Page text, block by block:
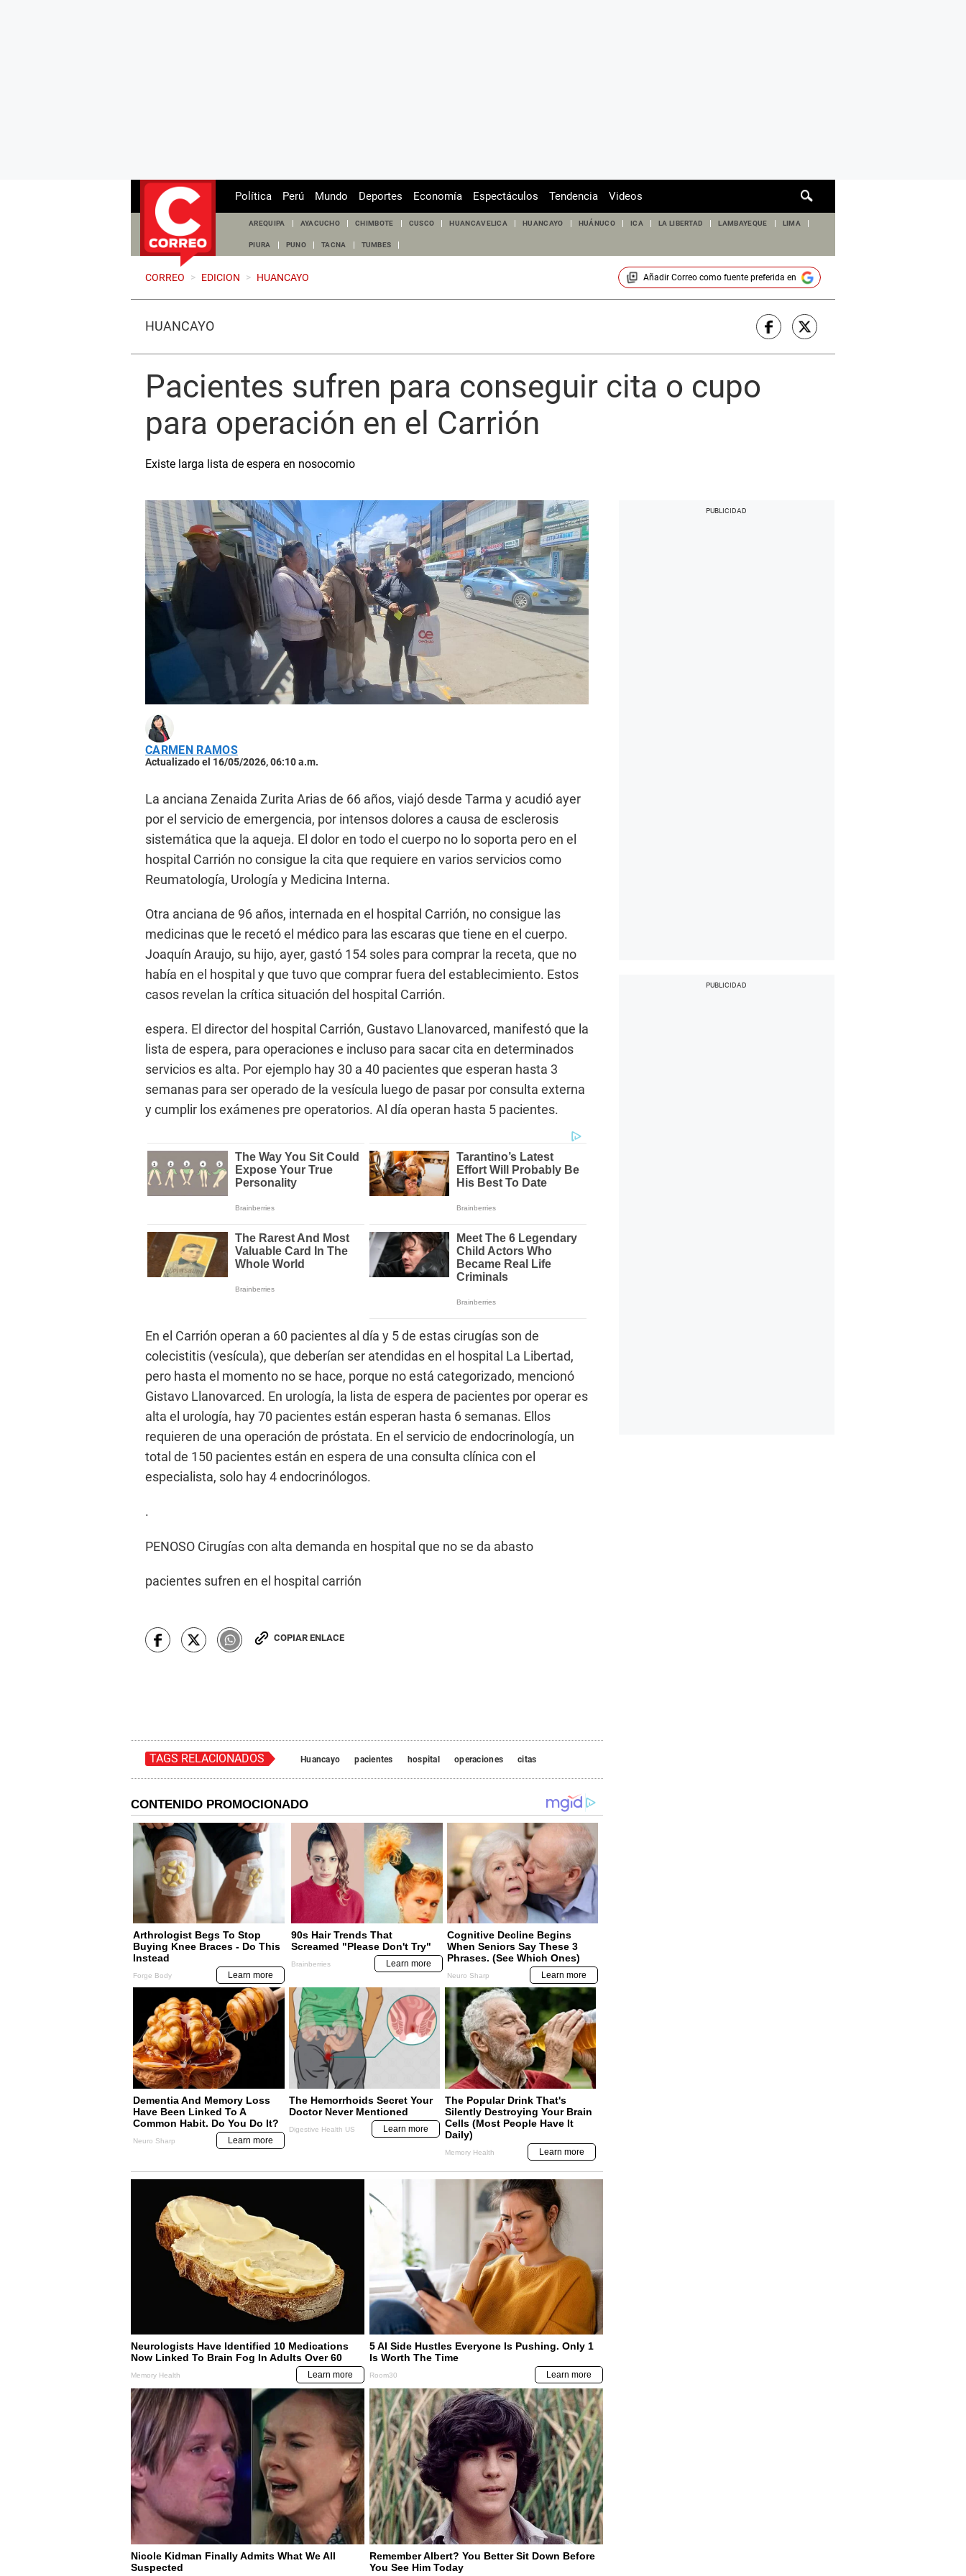
de
Política Perú Mundo Deportes Economía Espectáculos Tendencia Videos
AREQUIPA AYACUCHO CHIMBOTE CUSCO HUANCAVELICA HUANCAYO HUÁNUCO ICA LA LIBERTAD LAMBAYEQUE LIMA
PIURA PUNO TACNA TUMBES
CORREO > EDICION > HUANCAYO Añadir Correocomo fuente preferida en
HUANCAYO
Pacientes sufren para conseguir cita o cupo
para operación en el Carrión
Existe larga lista de espera en nosocomio
CARMEN RAMOS
Actualizado el 16/05/2026, 06:10 a.m.
La anciana Zenaida Zurita Arias de 66 años, viajó desde Tarma y acudió ayer
por el servicio de emergencia, por intensos dolores a causa de esclerosis
sistemática que la aqueja. El dolor en todo el cuerpo no lo soporta pero en el
hospital Carrión no consigue la cita que requiere en varios servicios como
Reumatología, Urología y Medicina Interna.
Otra anciana de 96 años, internada en el hospital Carrión, no consigue las
medicinas que le recetó el médico para las escaras que tiene en el cuerpo.
Joaquín Araujo, su hijo, ayer, gastó 154 soles para comprar la receta, que no
había en el hospital y que tuvo que comprar fuera del establecimiento. Estos
casos revelan la crítica situación del hospital Carrión.
espera. El director del hospital Carrión, Gustavo Llanovarced, manifestó que la
lista de espera, para operaciones e incluso para sacar cita en determinados
servicios es alta. Por ejemplo hay 30 a 40 pacientes que esperan hasta 3
semanas para ser operado de la vesícula luego de pasar por consulta externa
y cumplir los exámenes pre operatorios. Al día operan hasta 5 pacientes.
En el Carrión operan a 60 pacientes al día y 5 de estas cirugías son de
colecistitis (vesícula), que deberían ser atendidas en el hospital La Libertad,
pero hasta el momento no se hace, porque no está categorizado, mencionó
Gistavo Llanovarced. En urología, la lista de espera de pacientes por operar es
alta el urología, hay 70 pacientes están esperan hasta 6 semanas. Ellos
requieren de una operación de próstata. En el servicio de endocrinología, un
total de 150 pacientes están en espera de una consulta clínica con el
especialista, solo hay 4 endocrinólogos.
.
PENOSO Cirugías con alta demanda en hospital que no se da abasto
pacientes sufren en el hospital carrión
COPIAR ENLACE
TAGS RELACIONADOS Huancayo pacientes hospital operaciones citas